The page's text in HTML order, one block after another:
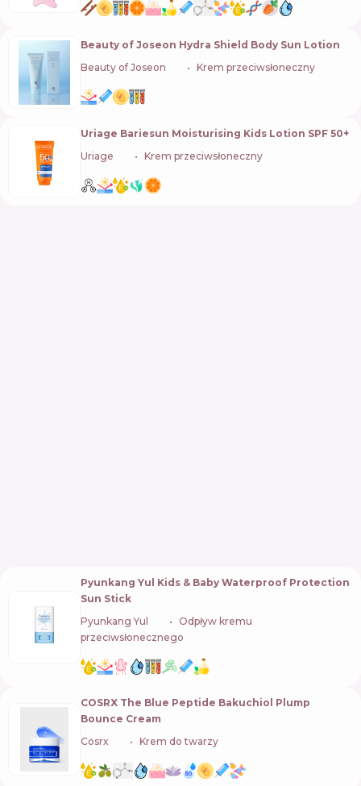
Beauty of Joseon Hydra Shield Body Sun Lotion
Beauty of Joseon
Krem przeciwsłoneczny
Uriage Bariesun Moisturising Kids Lotion SPF 50+
Uriage
Krem przeciwsłoneczny
Pyunkang Yul Kids & Baby Waterproof Protection
Sun Stick
Pyunkang Yul
Odpływ kremu
przeciwsłonecznego
COSRX The Blue Peptide Bakuchiol Plump
Bounce Cream
Cosrx
Krem do twarzy